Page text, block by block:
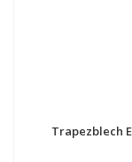
Trapezblech